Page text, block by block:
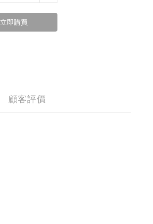
立即購買
顧客評價